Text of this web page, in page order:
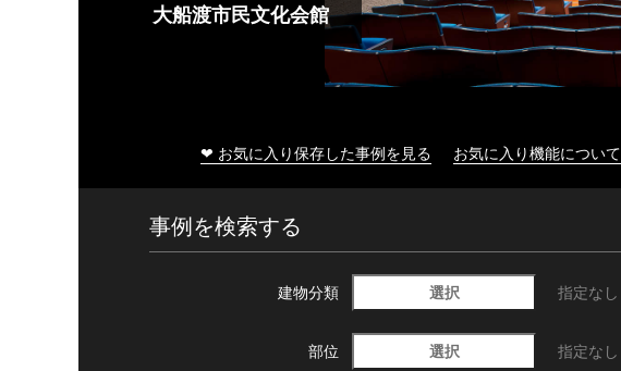
大船渡市民文化会館
❤ お気に入り保存した事例を見る お気に入り機能について
事例を検索する
建物分類 選択 指定なし
部位 選択 指定なし